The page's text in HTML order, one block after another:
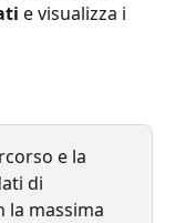
e visualizza i
e la
di
la massima